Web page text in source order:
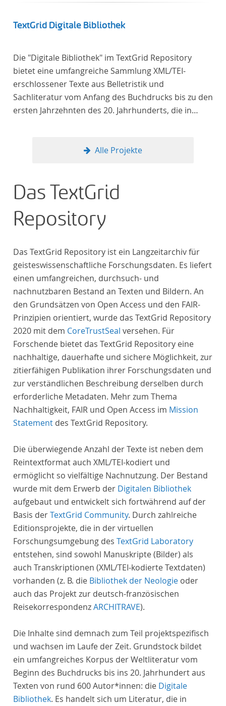
TextGrid Digitale Bibliothek
Die "Digitale Bibliothek" im TextGrid Repository
bietet eine umfangreiche Sammlung XML/TEI-
erschlossener Texte aus Belletristik und
Sachliteratur vom Anfang des Buchdrucks bis zu den
ersten Jahrzehnten des 20. Jahrhunderts, die in
Literaturwissenschaft ist die Sammlung von
literaturhistorisch relevante Texte enthält, deren
urheberrechtliche Schutzfrist abgelaufen ist.
Ähnliches gilt für die Philosophie und die
Kulturwissenschaften insgesamt. Die Texte
und sind daher, ebenso wie die auf der
Digitalisierung von Erstdrucken basierenden Texte,
zitierfähig. Auf bekannte Errata, die aus der Vorlage
stammen, verweisen wir unter der Dokumentation
zum TextGrid Repository.
Alle Projekte
Das TextGrid
Repository
Das TextGrid Repository ist ein Langzeitarchiv für
geisteswissenschaftliche Forschungsdaten. Es liefert
einen umfangreichen, durchsuch- und
nachnutzbaren Bestand an Texten und Bildern. An
den Grundsätzen von Open Access und den FAIR-
Prinzipien orientiert, wurde das TextGrid Repository
2020 mit dem CoreTrustSeal versehen. Für
Forschende bietet das TextGrid Repository eine
nachhaltige, dauerhafte und sichere Möglichkeit, zur
zitierfähigen Publikation ihrer Forschungsdaten und
zur verständlichen Beschreibung derselben durch
erforderliche Metadaten. Mehr zum Thema
Nachhaltigkeit, FAIR und Open Access im Mission
Statement des TextGrid Repository.
Die überwiegende Anzahl der Texte ist neben dem
Reintextformat auch XML/TEI-kodiert und
ermöglicht so vielfältige Nachnutzung. Der Bestand
wurde mit dem Erwerb der Digitalen Bibliothek
aufgebaut und entwickelt sich fortwährend auf der
Basis derTextGrid Community. Durch zahlreiche
Editionsprojekte, die in der virtuellen
Forschungsumgebung des TextGrid Laboratory
entstehen, sind sowohl Manuskripte (Bilder) als
auch Transkriptionen (XML/TEI-kodierte Textdaten)
vorhanden (z. B. die Bibliothek der Neologie oder
auch das Projekt zur deutsch-französischen
ReisekorrespondenzARCHITRAVE).
Die Inhalte sind demnach zum Teil projektspezifisch
und wachsen im Laufe der Zeit. Grundstock bildet
ein umfangreiches Korpus der Weltliteratur vom
Beginn des Buchdrucks bis ins 20. Jahrhundert aus
Texten von rund 600 Autor*innen: die Digitale
Bibliothek. Es handelt sich um Literatur, die in